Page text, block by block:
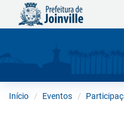
Início Eventos